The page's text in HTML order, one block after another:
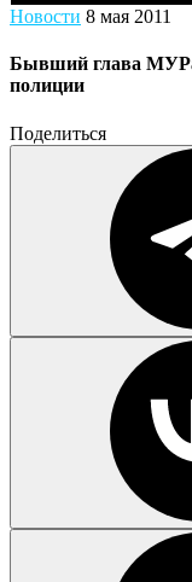
Новости 8 мая 2011
Бывший глава МУРа
полиции
Поделиться